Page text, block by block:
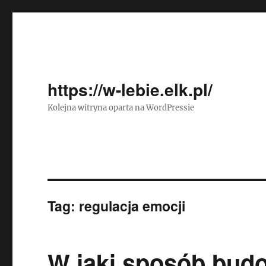
https://w-lebie.elk.pl/
Kolejna witryna oparta na WordPressie
Tag: regulacja emocji